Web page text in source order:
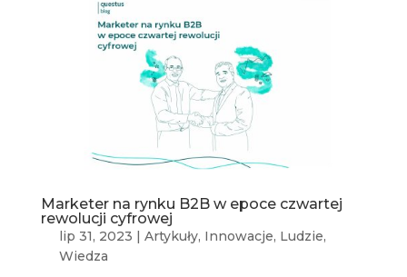
Marketer na rynku B2B w epoce czwartej
rewolucji cyfrowej
lip 31, 2023 | Artykuły, Innowacje, Ludzie,
Wiedza